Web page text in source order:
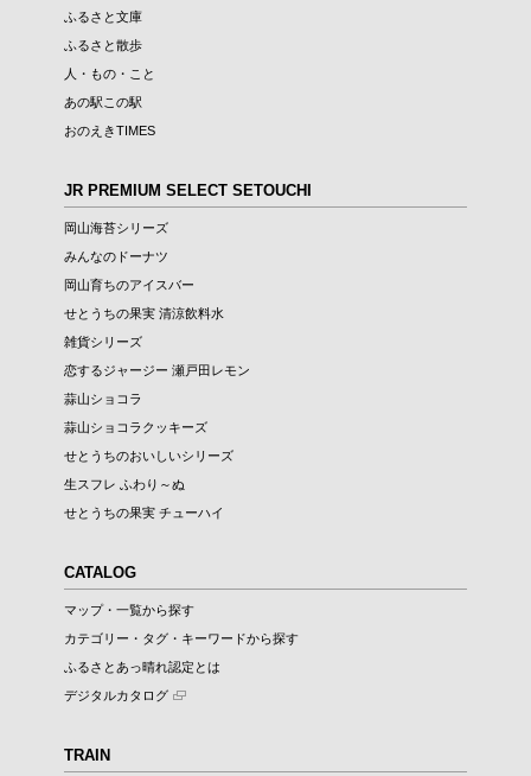
ふるさと文庫
ふるさと散歩
人・もの・こと
あの駅この駅
おのえきTIMES
JR PREMIUM SELECT SETOUCHI
岡山海苔シリーズ
みんなのドーナツ
岡山育ちのアイスバー
せとうちの果実 清涼飲料水
雑貨シリーズ
恋するジャージー 瀬戸田レモン
蒜山ショコラ
蒜山ショコラクッキーズ
せとうちのおいしいシリーズ
生スフレ ふわり～ぬ
せとうちの果実 チューハイ
CATALOG
マップ・一覧から探す
カテゴリー・タグ・キーワードから探す
ふるさとあっ晴れ認定とは
デジタルカタログ
TRAIN